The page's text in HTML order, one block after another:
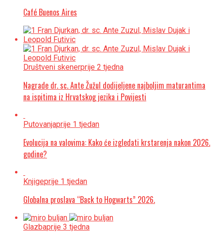
Café Buenos Aires
Društveni skenerprije 2 tjedna
Nagrade dr. sc. Ante Žužul dodijeljene najboljim maturantima
na ispitima iz Hrvatskog jezika i Povijesti
Putovanjaprije 1 tjedan
Evolucija na valovima: Kako će izgledati krstarenja nakon 2026.
godine?
Knjigeprije 1 tjedan
Globalna proslava “Back to Hogwarts” 2026.
Glazbaprije 3 tjedna